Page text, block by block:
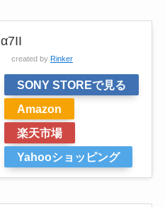
α7II
created by Rinker
SONY STOREで見る
Amazon
楽天市場
Yahooショッピング